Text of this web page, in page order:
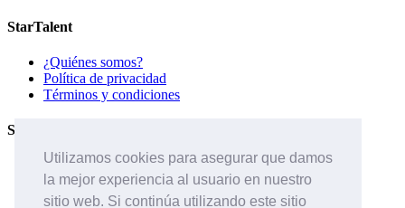
Utilizamos cookies para asegurar que damos
la mejor experiencia al usuario en nuestro
sitio web. Si continúa utilizando este sitio
StarTalent
¿Quiénes somos?
Política de privacidad
Términos y condiciones
Servicios
Páginas de carreras
Sistema ATS
Contáctanos